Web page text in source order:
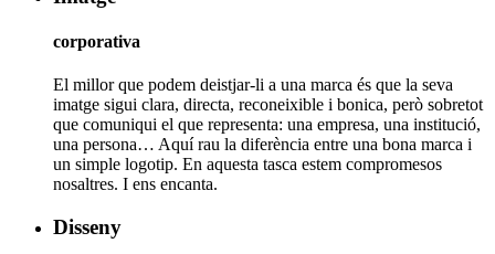
corporativa
El millor que podem deistjar-li a una marca és que la seva
imatge sigui clara, directa, reconeixible i bonica, però sobretot
que comuniqui el que representa: una empresa, una institució,
una persona… Aquí rau la diferència entre una bona marca i
un simple logotip. En aquesta tasca estem compromesos
nosaltres. I ens encanta.
Disseny